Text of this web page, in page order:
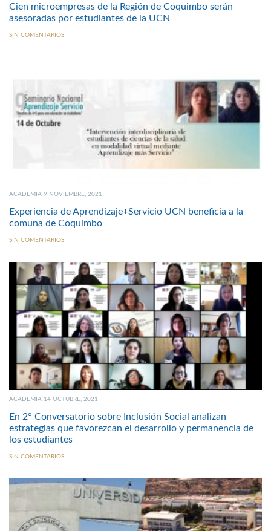
Cien microempresas de la Región de Coquimbo serán
asesoradas por estudiantes de la UCN
SIN COMENTARIOS
ACADEMIA 9 NOVIEMBRE, 2021
Experiencia de Aprendizaje+Servicio UCN beneficia a la
comuna de Coquimbo
SIN COMENTARIOS
ACADEMIA 14 OCTUBRE, 2021
En 2° Conversatorio sobre Inclusión Social analizan
estrategias que favorezcan el desarrollo y permanencia de
los estudiantes
SIN COMENTARIOS